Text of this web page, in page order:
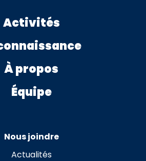
Activités
À propos
Équipe
Nous joindre
Actualités